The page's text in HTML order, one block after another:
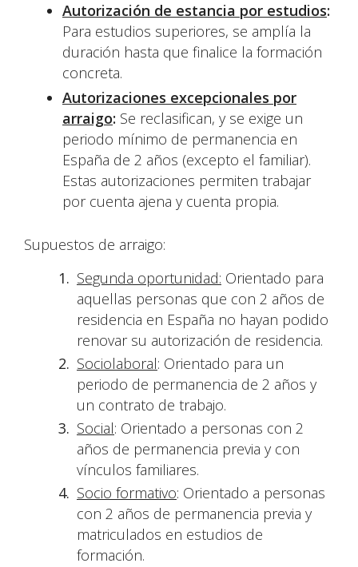
Autorización de estancia por estudios:
Para estudios superiores, se amplía la
duración hasta que finalice la formación
concreta.
Autorizaciones excepcionales por
arraigo: Se reclasifican, y se exige un
periodo mínimo de permanencia en
España de 2 años (excepto el familiar).
Estas autorizaciones permiten trabajar
por cuenta ajena y cuenta propia.
Supuestos de arraigo:
Segunda oportunidad: Orientado para
aquellas personas que con 2 años de
residencia en España no hayan podido
renovar su autorización de residencia.
Sociolaboral: Orientado para un
periodo de permanencia de 2 años y
un contrato de trabajo.
Social: Orientado a personas con 2
años de permanencia previa y con
vínculos familiares.
Socio formativo: Orientado a personas
con 2 años de permanencia previa y
matriculados en estudios de
formación.